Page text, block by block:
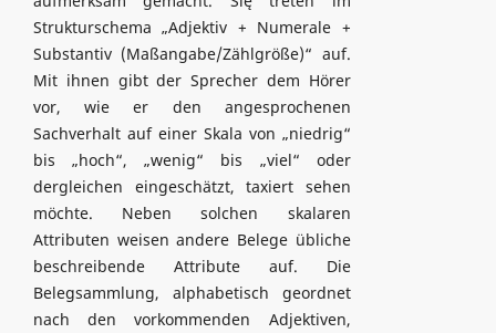
Strukturschema „Adjektiv + Numerale +
Substantiv (Maßangabe/Zählgröße)“ auf.
Mit ihnen gibt der Sprecher dem Hörer
vor, wie er den angesprochenen
Sachverhalt auf einer Skala von „niedrig“
bis „hoch“, „wenig“ bis „viel“ oder
dergleichen eingeschätzt, taxiert sehen
möchte. Neben solchen skalaren
Attributen weisen andere Belege übliche
beschreibende Attribute auf. Die
Belegsammlung, alphabetisch geordnet
nach den vorkommenden Adjektiven,